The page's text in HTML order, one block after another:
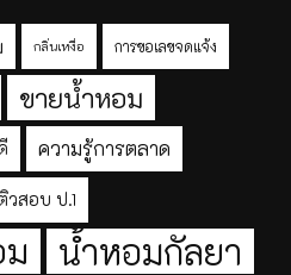
กลิ่นเหงื่อ การขอเลขจดแจ้ง
ขายน้ำหอม
ความรู้การตลาด
วสอบ ป.1
น้ำหอมกัลยา